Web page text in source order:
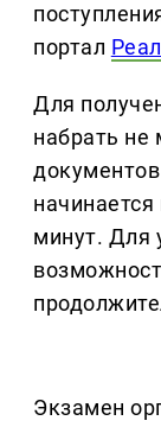
портал
Для
набрать не
начинается
минут. Для
Экзамен